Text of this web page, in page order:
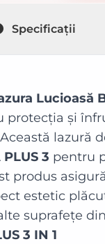
Specificații
protecția și
lazură
3 pentru
produs
estetic
suprafețe
3 IN 1